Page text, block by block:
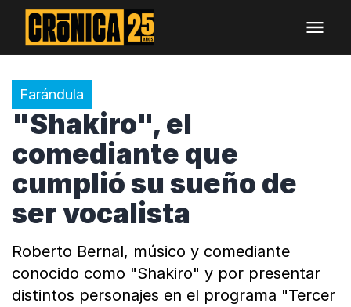
Farándula
"Shakiro", el
comediante que
cumplió su sueño de
ser vocalista
Roberto Bernal, músico y comediante
conocido como "Shakiro" y por presentar
distintos personajes en el programa "Tercer